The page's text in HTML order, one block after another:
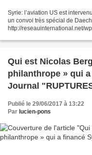
Syrie: l’aviation US est
un convoi très spécial de
http://reseauinternational.net/
Qui est Nicolas
philanthrope » qui
Journal
Publié le 29/06/2017 à 13:22
Par lucien-pons